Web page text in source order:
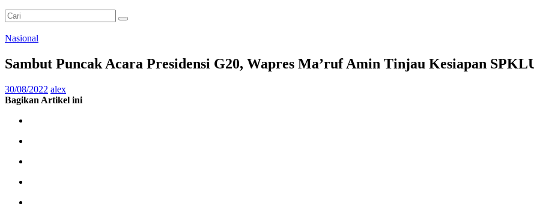
Nasional
Sambut Puncak Acara Presidensi G20, Wapres Ma’ruf Amin Tinjau Kesiapan
30/08/2022 alex
Bagikan Artikel ini